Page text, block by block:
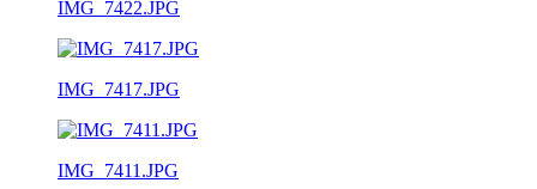
IMG_7422.JPG
IMG_7417.JPG
IMG_7411.JPG